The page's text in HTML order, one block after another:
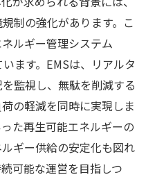
文化に与える影響
様化によるリスク管理
ーによる企業価値の向
の融合による環境意識
たすための戦略
制の強化があります。こ
ルギー管理システム
ます。EMSは、リアルタ
監視し、無駄を削減する
の軽減を同時に実現しま
た再生可能エネルギーの
ギー供給の安定化も図れ
可能な運営を目指しつ